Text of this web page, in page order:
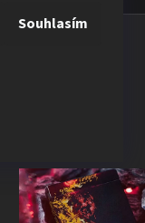
Souhlasím